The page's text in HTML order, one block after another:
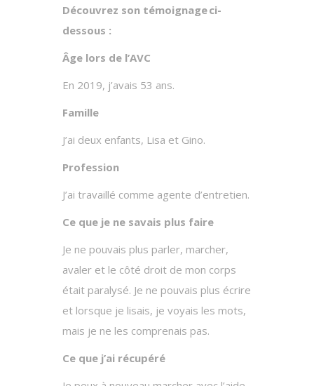
Découvrez son témoignageci-
dessous :
Âge lors de l’AVC
En 2019, j’avais 53 ans.
Famille
J’ai deux enfants, Lisa et Gino.
Profession
J’ai travaillé comme agente d’entretien.
Ce que je ne savais plus faire
Je ne pouvais plus parler, marcher,
avaler et le côté droit de mon corps
était paralysé. Je ne pouvais plus écrire
et lorsque je lisais, je voyais les mots,
mais je ne les comprenais pas.
Ce que j’ai récupéré